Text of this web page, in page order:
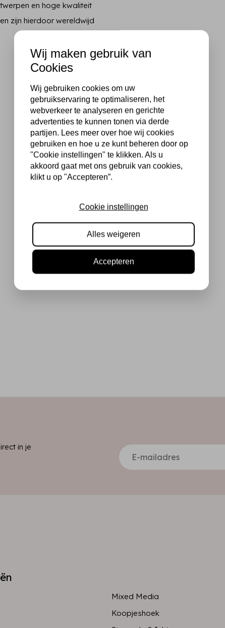
en hoge kwaliteit
zijn hierdoor wereldwijd
in je
Mixed Media
Koopjeshoek
Wij maken gebruik van
Cookies
Wij gebruiken cookies om uw
gebruikservaring te optimaliseren, het
webverkeer te analyseren en gerichte
advertenties te kunnen tonen via derde
partijen. Lees meer over hoe wij cookies
gebruiken en hoe u ze kunt beheren door op
"Cookie instellingen" te klikken. Als u
akkoord gaat met ons gebruik van cookies,
klikt u op "Accepteren”.
Cookie instellingen
Alles weigeren
Accepteren